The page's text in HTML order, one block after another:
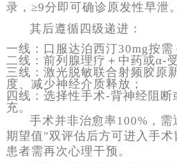
录，≥9分即可确诊原发性早泄。
其后遵循四级递进：
一线：口服达泊西汀30mg按需
二线：前列腺理疗＋中药或α-
三线：激光脱敏联合射频胶原
度、减少神经介质释放；
四线：选择性手术-背神经阻
充。
手术并非治愈率100%，
期望值"双评估后方可进入手
患者需再次心理干预。